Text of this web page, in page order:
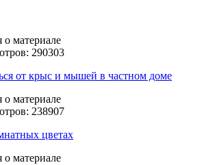
материале
290303
от крыс и мышей в частном доме
материале
238907
цветах
материале